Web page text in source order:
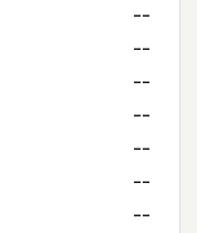
--
--
--
--
--
--
--